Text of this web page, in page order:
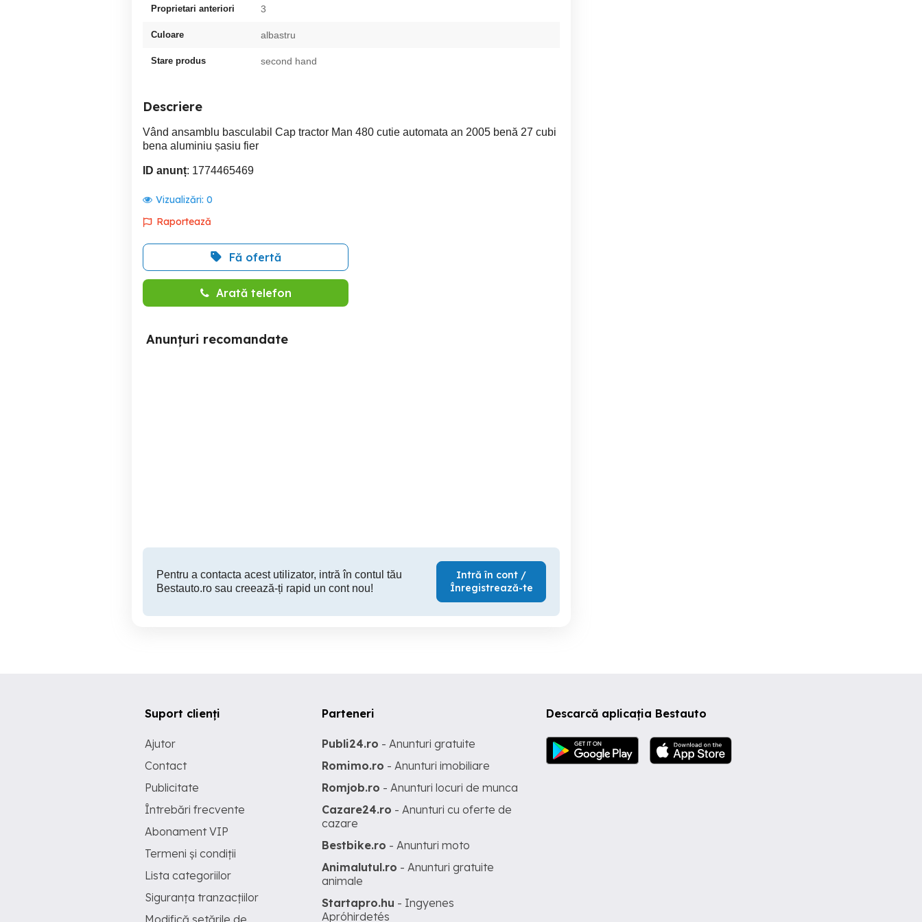
Proprietari anteriori 3
Culoare albastru
Stare produs second hand
Descriere
Vând ansamblu basculabil Cap tractor Man 480 cutie automata an 2005 benă 27 cubi
bena aluminiu șasiu fier
ID anunț: 1774465469
Vizualizări: 0
Raportează
Fă ofertă
Arată telefon
Anunțuri recomandate
Pentru a contacta acest utilizator, intră în contul tău
Bestauto.ro sau creează-ți rapid un cont nou!
Intră în cont /
Înregistrează-te
Descarcă aplicația Bestauto
Suport clienți
Ajutor
Contact
Publicitate
Întrebări frecvente
Abonament VIP
Termeni și condiții
Lista categoriilor
Siguranța tranzacțiilor
Modifică setările de
Parteneri
Publi24.ro - Anunturi gratuite
Romimo.ro - Anunturi imobiliare
Romjob.ro - Anunturi locuri de munca
Cazare24.ro - Anunturi cu oferte de
cazare
Bestbike.ro - Anunturi moto
Animalutul.ro - Anunturi gratuite
animale
Startapro.hu - Ingyenes
Apróhirdetés